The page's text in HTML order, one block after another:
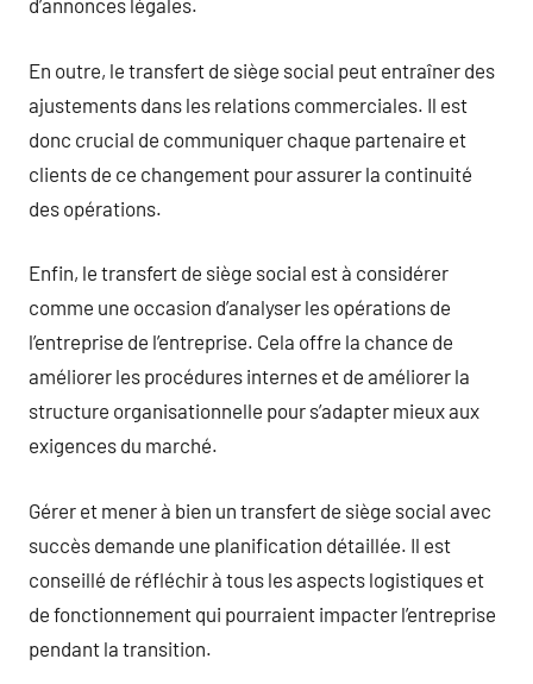
d’annonces légales.
En outre, le transfert de siège social peut entraîner des
ajustements dans les relations commerciales. Il est
donc crucial de communiquer chaque partenaire et
clients de ce changement pour assurer la continuité
des opérations.
Enfin, le transfert de siège social est à considérer
comme une occasion d’analyser les opérations de
l’entreprise de l’entreprise. Cela offre la chance de
améliorer les procédures internes et de améliorer la
structure organisationnelle pour s’adapter mieux aux
exigences du marché.
Gérer et mener à bien un transfert de siège social avec
succès demande une planification détaillée. Il est
conseillé de réfléchir à tous les aspects logistiques et
de fonctionnement qui pourraient impacter l’entreprise
pendant la transition.